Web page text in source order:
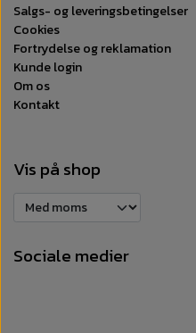
Salgs- og leveringsbetingelser
Cookies
Fortrydelse og reklamation
Kunde login
Om os
Kontakt
Vis på shop
Sociale medier